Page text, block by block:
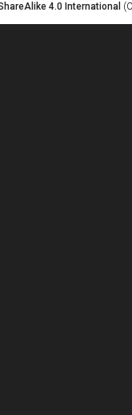
4.0 International